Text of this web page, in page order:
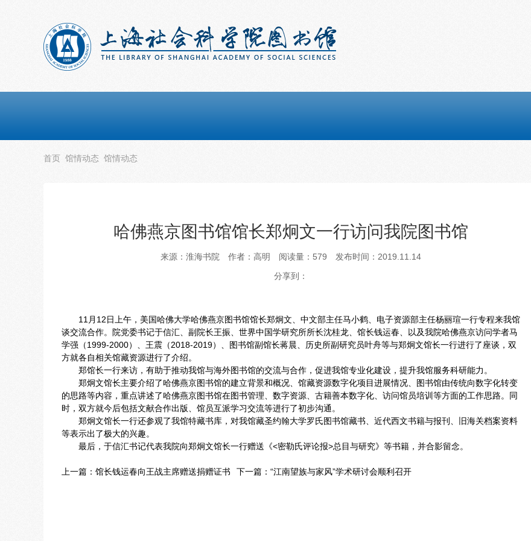
首页 馆情动态 馆情动态
哈佛燕京图书馆馆长郑炯文一行访问我院图书馆
来源：淮海书院 作者：高明 阅读量： 579
发布时间：2019.11.14
分享到：
11 月 12日上午，美国哈佛大学哈佛燕京图书馆馆长郑炯文、中文部主任马小鹤、电子资源部主任杨丽瑄一行专程来我馆
谈交流合作。院党委书记于信汇、副院长王振、世界中国学研究所所长沈桂龙、馆长钱运春、以及我院哈佛燕京访问学者马
学强（1999-2000）、王震（2018-2019）、图书馆副馆长蒋晨、历史所副研究员叶舟等与郑炯文馆长一行进行了座谈，双
方就各自相关馆藏资源进行了介绍。
郑馆长一行来访，有助于推动我馆与海外图书馆的交流与合作，促进我馆专业化建设，提升我馆服务科研能力。
郑炯文馆长主要介绍了哈佛燕京图书馆的建立背景和概况、馆藏资源数字化项目进展情况、图书馆由传统向数字化转变
的思路等内容，重点讲述了哈佛燕京图书馆在图书管理、数字资源、古籍善本数字化、访问馆员培训等方面的工作思路。同
时，双方就今后包括文献合作出版、馆员互派学习交流等进行了初步沟通。
郑炯文馆长一行还参观了我馆特藏书库，对我馆藏圣约翰大学罗氏图书馆藏书、近代西文书籍与报刊、旧海关档案资料
等表示出了极大的兴趣。
最后，于信汇书记代表我院向郑炯文馆长一行赠送《<密勒氏评论报>总目与研究》等书籍，并合影留念。
上一篇： 馆长钱运春向王战主席赠送捐赠证书 下一篇： “江南望族与家风”学术研讨会顺利召开